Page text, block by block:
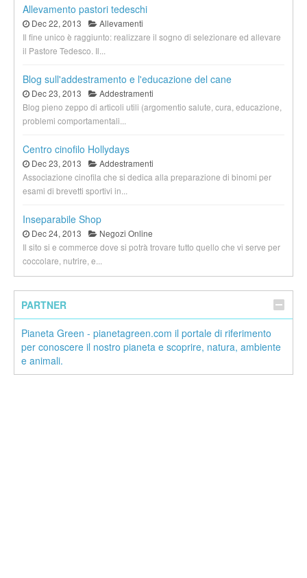
Allevamento pastori tedeschi
Dec 22, 2013
Allevamenti
Il fine unico è raggiunto: realizzare il sogno di selezionare ed allevare
il Pastore Tedesco. Il...
Blog sull'addestramento e l'educazione del cane
Dec 23, 2013
Addestramenti
Blog pieno zeppo di articoli utili (argomentio salute, cura, educazione,
problemi comportamentali...
Centro cinofilo Hollydays
Dec 23, 2013
Addestramenti
Associazione cinofila che si dedica alla preparazione di binomi per
esami di brevetti sportivi in...
Inseparabile Shop
Dec 24, 2013
Negozi Online
Il sito si e commerce dove si potrà trovare tutto quello che vi serve per
coccolare, nutrire, e...
PARTNER
Pianeta Green - pianetagreen.com il portale di riferimento
per conoscere il nostro pianeta e scoprire, natura, ambiente
e animali.